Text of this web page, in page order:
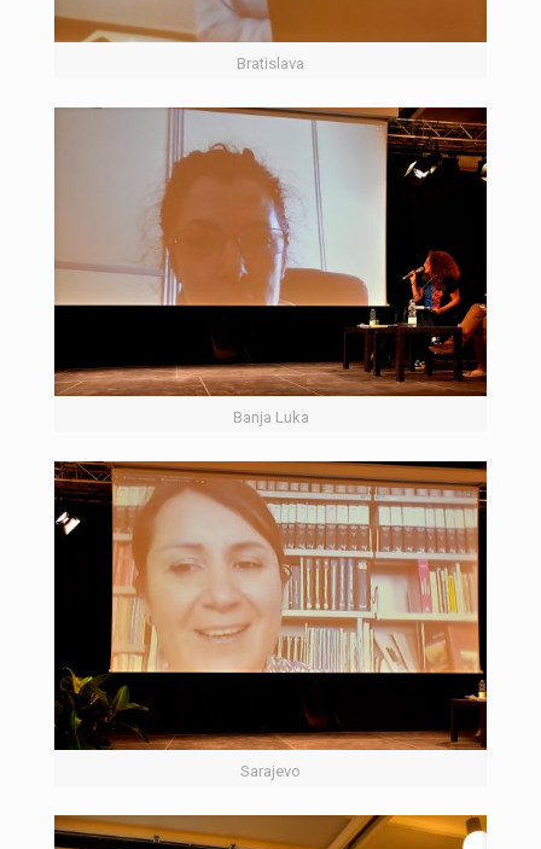
Bratislava
Banja Luka
Sarajevo